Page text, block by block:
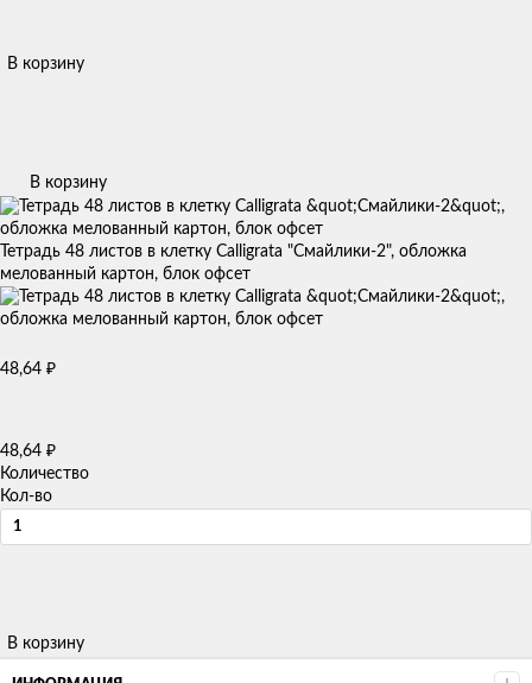
В корзину
В корзину
Тетрадь 48 листов в клетку Calligrata "Смайлики-2", обложка
мелованный картон, блок офсет
48,64 ₽
48,64 ₽
Количество
Кол-во
В корзину